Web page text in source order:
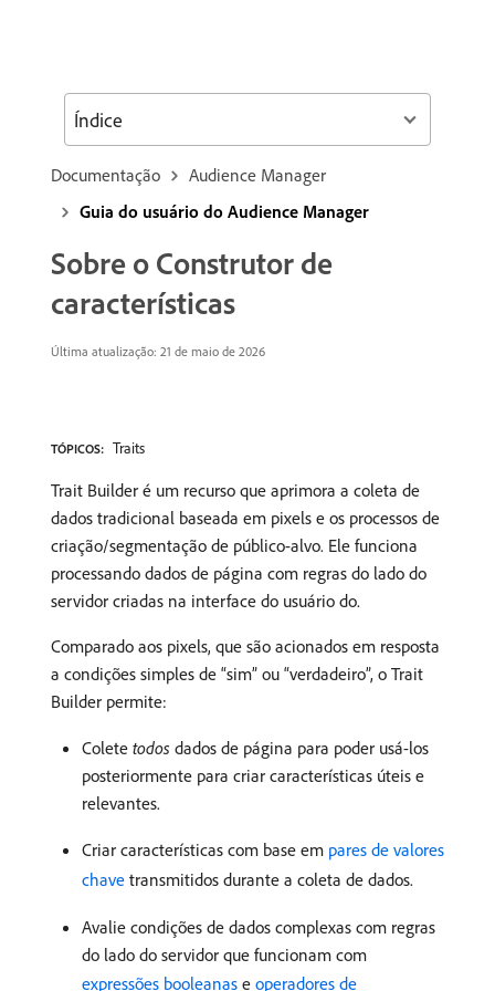
Documentação
Audience Manager
Guia do usuário do Audience Manager
Sobre o Construtor de
características
Última atualização: 21 de maio de 2026
TÓPICOS: Traits
Trait Builder é um recurso que aprimora a coleta de
dados tradicional baseada em pixels e os processos de
criação/segmentação de público-alvo. Ele funciona
processando dados de página com regras do lado do
servidor criadas na interface do usuário do.
Comparado aos pixels, que são acionados em resposta
a condições simples de “sim” ou “verdadeiro”, o Trait
Builder permite:
Colete todos dados de página para poder usá-los
posteriormente para criar características úteis e
relevantes.
Criar características com base em pares de valores
chave transmitidos durante a coleta de dados.
Avalie condições de dados complexas com regras
do lado do servidor que funcionam com
expressões booleanas e operadores de
Índice